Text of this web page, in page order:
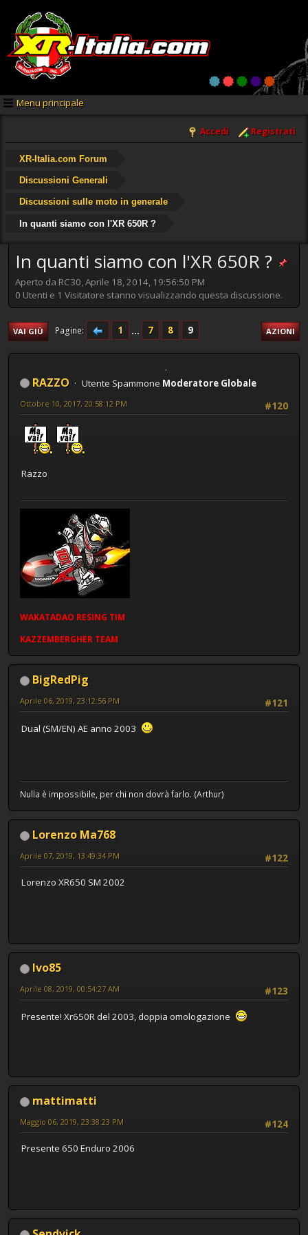
Menu principale
Accedi Registrati
XR-Italia.com Forum
Discussioni Generali
Discussioni sulle moto in generale
In quanti siamo con l'XR 650R ?
In quanti siamo con l'XR 650R ?
Aperto da RC30, Aprile 18, 2014, 19:56:50 PM
0 Utenti e 1 Visitatore stanno visualizzando questa discussione.
VAI GIÙ Pagine 1 ... 7 8 9 AZIONI
RAZZO Utente Spammone Moderatore Globale
#120
Ottobre 10, 2017, 20:58:12 PM
Razzo
WAKATADAO RESING TIM
KAZZEMBERGHER TEAM
BigRedPig
#121
Aprile 06, 2019, 23:12:56 PM
Dual (SM/EN) AE anno 2003
Nulla è impossibile, per chi non dovrà farlo. (Arthur)
Lorenzo Ma768
#122
Aprile 07, 2019, 13:49:34 PM
Lorenzo XR650 SM 2002
Ivo85
#123
Aprile 08, 2019, 00:54:27 AM
Presente! Xr650R del 2003, doppia omologazione
mattimatti
#124
Maggio 06, 2019, 23:38:23 PM
Presente 650 Enduro 2006